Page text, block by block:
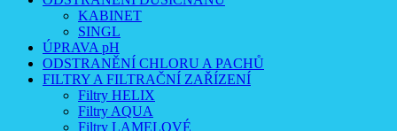
KABINET
SINGL
ÚPRAVA pH
ODSTRANĚNÍ CHLORU A PACHŮ
FILTRY A FILTRAČNÍ ZAŘÍZENÍ
Filtry HELIX
Filtry AQUA
Filtry LAMELOVÉ